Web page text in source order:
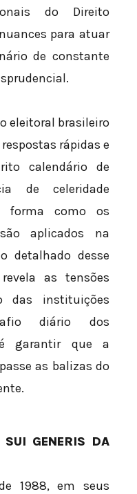
do Direito
para atuar
de constante
eleitoral brasileiro
rápidas e
calendário de
de celeridade
forma como os
aplicados na
detalhado desse
as tensões
das instituições
diário dos
garantir que a
as balizas do
GENERIS DA
1988, em seus